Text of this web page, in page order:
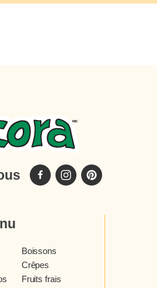
Boissons
Crêpes
Fruits frais